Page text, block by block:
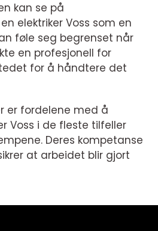
kan se på
elektriker Voss som en
føle seg begrenset når
en profesjonell for
for å håndtere det
er fordelene med å
Voss i de fleste tilfeller
Deres kompetanse
at arbeidet blir gjort